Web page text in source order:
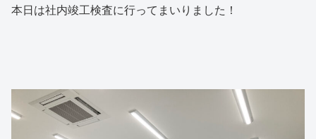
本日は社内竣工検査に行ってまいりました！